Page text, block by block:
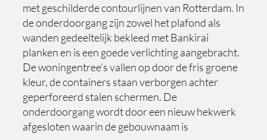
met geschilderde contourlijnen van Rotterdam. In
de onderdoorgang zijn zowel het plafond als
wanden gedeeltelijk bekleed met Bankirai
planken en is een goede verlichting aangebracht.
De woningentree’s vallen op door de fris groene
kleur, de containers staan verborgen achter
geperforeerd stalen schermen. De
onderdoorgang wordt door een nieuw hekwerk
afgesloten waarin de gebouwnaam is